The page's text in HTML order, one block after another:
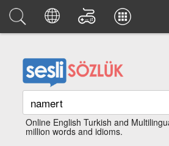
Online English Turkish and
million words and idioms.